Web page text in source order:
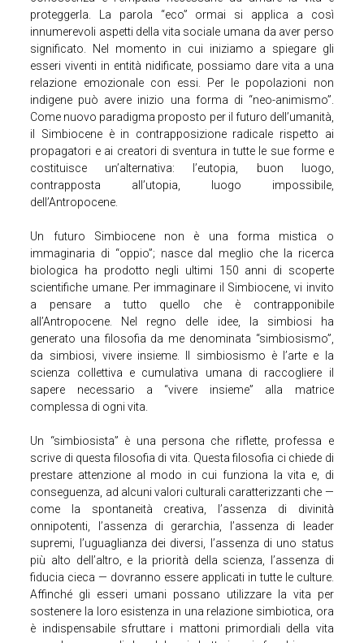
proteggerla. La parola “eco” ormai si applica a così
innumerevoli aspetti della vita sociale umana da aver perso
significato. Nel momento in cui iniziamo a spiegare gli
esseri viventi in entità nidificate, possiamo dare vita a una
relazione emozionale con essi. Per le popolazioni non
indigene può avere inizio una forma di “neo-animismo”.
Come nuovo paradigma proposto per il futuro dell’umanità,
il Simbiocene è in contrapposizione radicale rispetto ai
propagatori e ai creatori di sventura in tutte le sue forme e
costituisce un’alternativa: l’eutopia, buon luogo,
contrapposta all’utopia, luogo impossibile,
dell’Antropocene.
Un futuro Simbiocene non è una forma mistica o
immaginaria di “oppio”; nasce dal meglio che la ricerca
biologica ha prodotto negli ultimi 150 anni di scoperte
scientifiche umane. Per immaginare il Simbiocene, vi invito
a pensare a tutto quello che è contrapponibile
all’Antropocene. Nel regno delle idee, la simbiosi ha
generato una filosofia da me denominata “simbiosismo”,
da simbiosi, vivere insieme. Il simbiosismo è l’arte e la
scienza collettiva e cumulativa umana di raccogliere il
sapere necessario a “vivere insieme” alla matrice
complessa di ogni vita.
Un “simbiosista” è una persona che riflette, professa e
scrive di questa filosofia di vita. Questa filosofia ci chiede di
prestare attenzione al modo in cui funziona la vita e, di
conseguenza, ad alcuni valori culturali caratterizzanti che —
come la spontaneità creativa, l’assenza di divinità
onnipotenti, l’assenza di gerarchia, l’assenza di leader
supremi, l’uguaglianza dei diversi, l’assenza di uno status
più alto dell’altro, e la priorità della scienza, l’assenza di
fiducia cieca — dovranno essere applicati in tutte le culture.
Affinché gli esseri umani possano utilizzare la vita per
sostenere la loro esistenza in una relazione simbiotica, ora
è indispensabile sfruttare i mattoni primordiali della vita